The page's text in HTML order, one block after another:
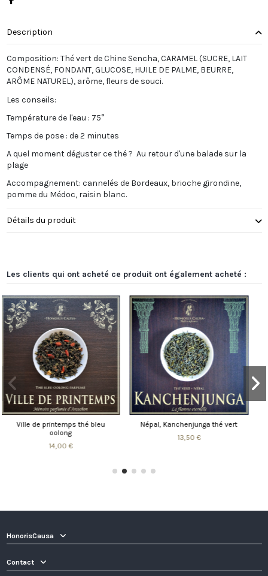
Description
Composition: Thé vert de Chine Sencha, CARAMEL (SUCRE, LAIT
CONDENSÉ, FONDANT, GLUCOSE, HUILE DE PALME, BEURRE,
ARÔME NATUREL), arôme, fleurs de souci.
Les conseils:
Température de l'eau : 75°
Temps de pose : de 2 minutes
A quel moment déguster ce thé ? Au retour d'une balade sur la
plage
Accompagnement: cannelés de Bordeaux, brioche girondine,
pomme du Médoc, raisin blanc.
Détails du produit
Les clients qui ont acheté ce produit ont également acheté :
Soie de Kobé thé vert
Marinsky, thé noir
HonorisCausa
Contact